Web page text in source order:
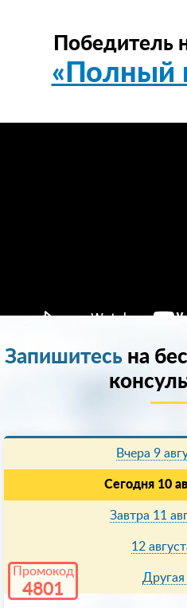
Промокод
4801
Победитель
«Полный
Запишитесьна
Вчера 9
Сегодня 10
Завтра 11
12
Другая